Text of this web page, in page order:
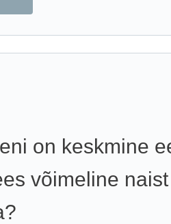
on keskmine
võimeline naist